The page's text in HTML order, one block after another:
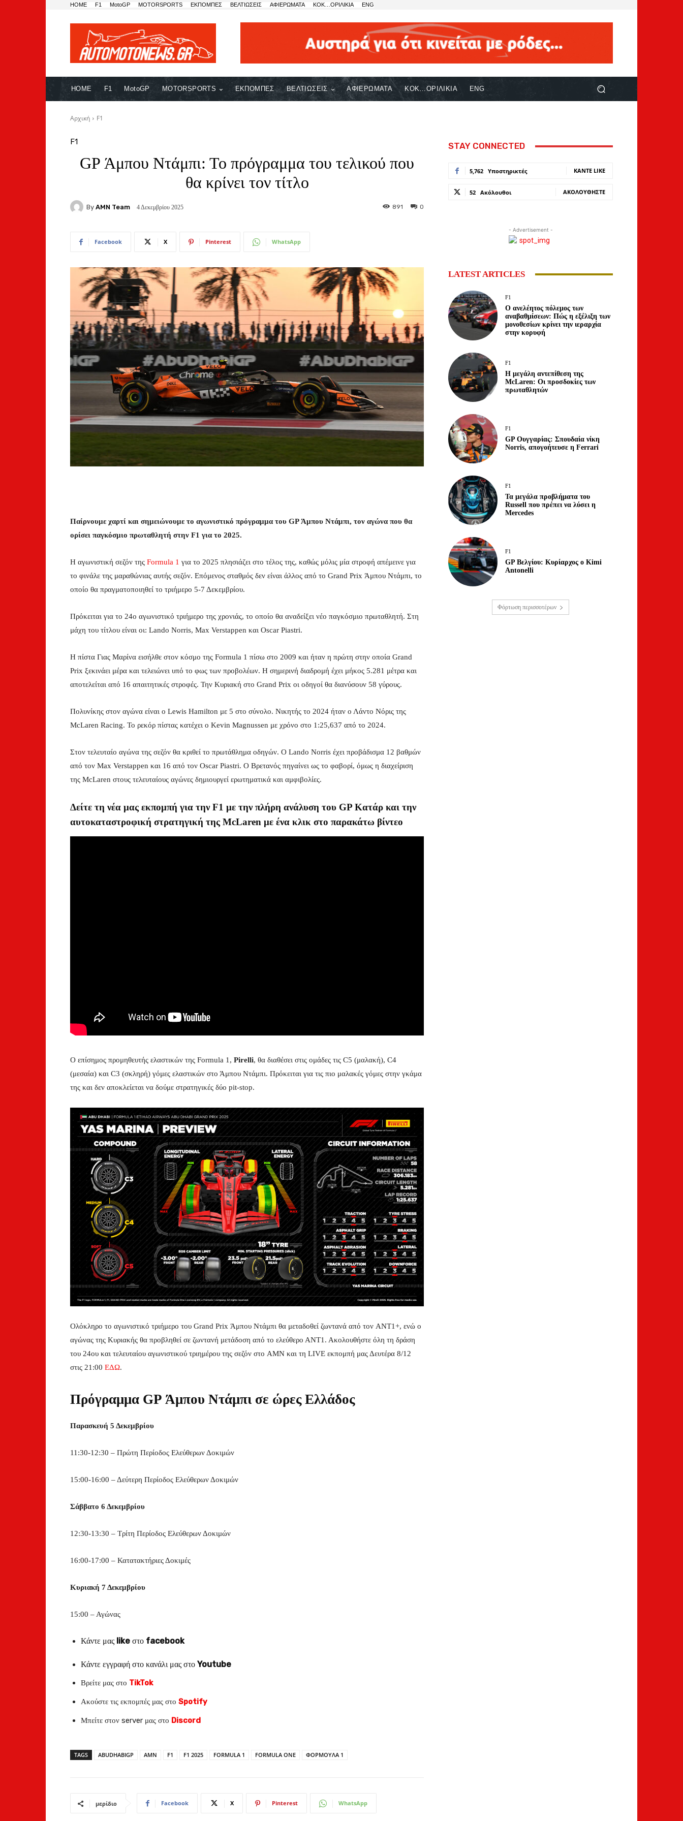
HOME F1 MotoGP MOTORSPORTS ΕΚΠΟΜΠΕΣ ΒΕΛΤΙΩΣΕΙΣ ΑΦΙΕΡΩΜΑΤΑ ΚΟΚ…ΟΡΙΛΙΚΙΑ ENG
HOME F1 MotoGP MOTORSPORTS ΕΚΠΟΜΠΕΣ ΒΕΛΤΙΩΣΕΙΣ ΑΦΙΕΡΩΜΑΤΑ ΚΟΚ…ΟΡΙΛΙΚΙΑ ENG
Αρχική F1
F1
GP Άμπου Ντάμπι: Το πρόγραμμα του τελικού που
θα κρίνει τον τίτλο
By AMN Team 4 Δεκεμβρίου 2025 0
891
Facebook X Pinterest WhatsApp
Παίρνουμε χαρτί και σημειώνουμε το αγωνιστικό πρόγραμμα του GP Άμπου Ντάμπι, τον αγώνα που θα
ορίσει παγκόσμιο πρωταθλητή στην F1 για το 2025.
H αγωνιστική σεζόν της Formula 1 για το 2025 πλησιάζει στο τέλος της, καθώς μόλις μία στροφή απέμεινε για
το φινάλε της μαραθώνιας αυτής σεζόν. Επόμενος σταθμός δεν είναι άλλος από το Grand Prix Άμπου Ντάμπι, το
οποίο θα πραγματοποιηθεί το τριήμερο 5-7 Δεκεμβρίου.
Πρόκειται για το 24ο αγωνιστικό τριήμερο της χρονιάς, το οποίο θα αναδείξει νέο παγκόσμιο πρωταθλητή. Στη
μάχη του τίτλου είναι οι: Lando Norris, Max Verstappen και Oscar Piastri.
Η πίστα Γιας Μαρίνα εισήλθε στον κόσμο της Formula 1 πίσω στο 2009 και ήταν η πρώτη στην οποία Grand
Prix ξεκινάει μέρα και τελειώνει υπό το φως των προβολέων. Η σημερινή διαδρομή έχει μήκος 5.281 μέτρα και
αποτελείται από 16 απαιτητικές στροφές. Την Κυριακή στο Grand Prix οι οδηγοί θα διανύσουν 58 γύρους.
Πολυνίκης στον αγώνα είναι ο Lewis Hamilton με 5 στο σύνολο. Νικητής το 2024 ήταν ο Λάντο Νόρις της
McLaren Racing. Το ρεκόρ πίστας κατέχει ο Kevin Magnussen με χρόνο στο 1:25,637 από το 2024.
Στον τελευταίο αγώνα της σεζόν θα κριθεί το πρωτάθλημα οδηγών. Ο Lando Norris έχει προβάδισμα 12 βαθμών
από τον Max Verstappen και 16 από τον Oscar Piastri. Ο Βρετανός πηγαίνει ως το φαβορί, όμως η διαχείριση
της McLaren στους τελευταίους αγώνες δημιουργεί ερωτηματικά και αμφιβολίες.
Δείτε τη νέα μας εκπομπή για την F1 με την πλήρη ανάλυση του GP Κατάρ και την
αυτοκαταστροφική στρατηγική της McLaren με ένα κλικ στο παρακάτω βίντεο
Ο επίσημος προμηθευτής ελαστικών της Formula 1, Pirelli, θα διαθέσει στις ομάδες τις C5 (μαλακή), C4
(μεσαία) και C3 (σκληρή) γόμες ελαστικών στο Άμπου Ντάμπι. Πρόκειται για τις πιο μαλακές γόμες στην γκάμα
της και δεν αποκλείεται να δούμε στρατηγικές δύο pit-stop.
Ολόκληρο το αγωνιστικό τριήμερο του Grand Prix Άμπου Ντάμπι θα μεταδοθεί ζωντανά από τον ANT1+, ενώ ο
αγώνας της Κυριακής θα προβληθεί σε ζωντανή μετάδοση από το ελεύθερο ΑΝΤ1. Ακολουθήστε όλη τη δράση
του 24ου και τελευταίου αγωνιστικού τριημέρου της σεζόν στο AMN και τη LIVE εκπομπή μας Δευτέρα 8/12
στις 21:00 ΕΔΩ.
Πρόγραμμα GP Άμπου Ντάμπι σε ώρες Ελλάδος
Παρασκευή 5 Δεκεμβρίου
11:30-12:30 – Πρώτη Περίοδος Ελεύθερων Δοκιμών
15:00-16:00 – Δεύτερη Περίοδος Ελεύθερων Δοκιμών
Σάββατο 6 Δεκεμβρίου
12:30-13:30 – Τρίτη Περίοδος Ελεύθερων Δοκιμών
16:00-17:00 – Κατατακτήριες Δοκιμές
Κυριακή 7 Δεκεμβρίου
15:00 – Αγώνας
Κάντε μας like στο facebook
Κάντε εγγραφή στο κανάλι μας στο Youtube
Βρείτε μας στο TikTok
Ακούστε τις εκπομπές μας στο Spotify
Μπείτε στον server μας στο Discord
TAGS ABUDHABIGP AMN F1 F1 2025 FORMULA 1 FORMULA ONE ΦΟΡΜΟΥΛΑ 1
μερίδιο Facebook X Pinterest WhatsApp
STAY CONNECTED
5,762 Υποστηρικτές ΚΆΝΤΕ LIKE
52 Ακόλουθοι ΑΚΟΛΟΥΘΉΣΤΕ
- Advertisement -
LATEST ARTICLES
F1
Ο ανελέητος πόλεμος των
αναβαθμίσεων: Πώς η εξέλιξη των
μονοθεσίων κρίνει την ιεραρχία
στην κορυφή
F1
Η μεγάλη αντεπίθεση της
McLaren: Οι προσδοκίες των
πρωταθλητών
F1
GP Ουγγαρίας: Σπουδαία νίκη
Norris, απογοήτευσε η Ferrari
F1
Τα μεγάλα προβλήματα του
Russell που πρέπει να λύσει η
Mercedes
F1
GP Βελγίου: Κυρίαρχος ο Kimi
Antonelli
Φόρτωση περισσοτέρων